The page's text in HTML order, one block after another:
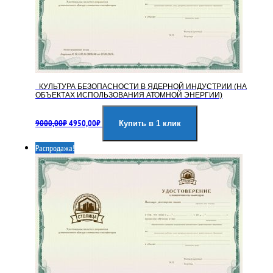
КУЛЬТУРА БЕЗОПАСНОСТИ В ЯДЕРНОЙ ИНДУСТРИИ (НА
ОБЪЕКТАХ ИСПОЛЬЗОВАНИЯ АТОМНОЙ ЭНЕРГИИ)
9000,00₽цена
9000,00₽.
4950,00₽цена:
Купить в 1 клик
Распродажа!